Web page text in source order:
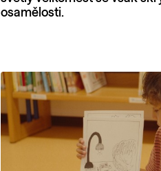
osamělosti.